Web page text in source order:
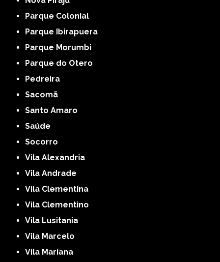
Parque Colonial
Parque Ibirapuera
Parque Morumbi
Parque do Otero
Pedreira
Sacomã
Santo Amaro
Saúde
Socorro
Vila Alexandria
Vila Andrade
Vila Clementina
Vila Clementino
Vila Lusitania
Vila Marcelo
Vila Mariana